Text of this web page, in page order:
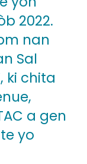
2022.
nan
Sal
ki chita
a gen
yo